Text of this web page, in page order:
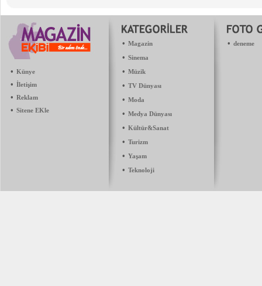
• Künye
• İletişim
• Reklam
• Sitene EKle
• Magazin
• Sinema
• Müzik
• TV Dünyası
• Moda
• Medya Dünyası
• Kültür&Sanat
• Turizm
• Yaşam
• Teknoloji
• deneme